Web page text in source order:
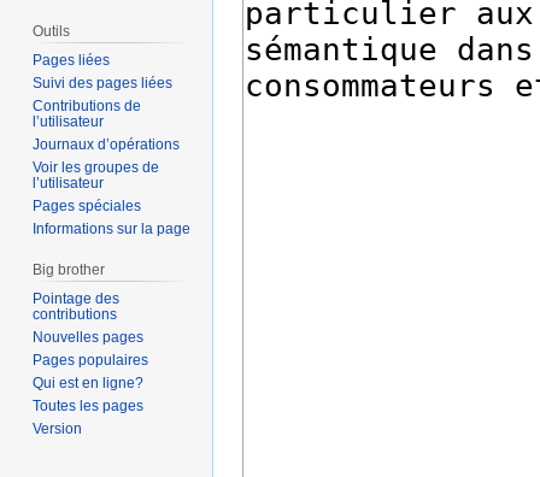
Outils
Pages liées
Suivi des pages liées
Contributions de
l’utilisateur
Journaux d’opérations
Voir les groupes de
l’utilisateur
Pages spéciales
Informations sur la page
Big brother
Pointage des
contributions
Nouvelles pages
Pages populaires
Qui est en ligne?
Toutes les pages
Version